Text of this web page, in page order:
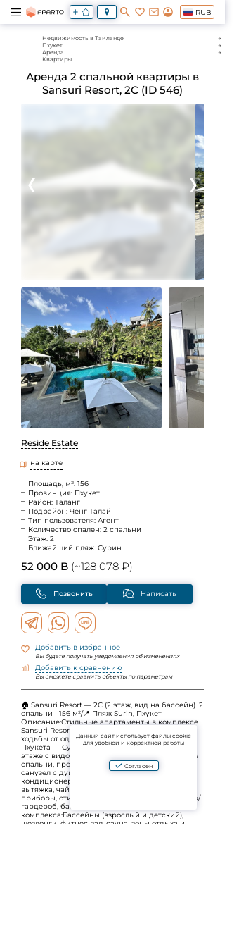
RUB
Недвижимость в Таиланде
Пхукет
Аренда
Квартиры
Аренда 2 спальной квартиры в
Sansuri Resort, 2С (ID 546)
Reside Estate
на карте
Площадь, м²: 156
Провинция: Пхукет
Район: Таланг
Подрайон: Ченг Талай
Тип пользователя: Агент
Количество спален: 2 спальни
Этаж: 2
Ближайший пляж: Сурин
52 000 B (~128 078 ₽)
Позвонить Написать
Добавить в избранное
Вы будете получать уведомления об изменениях
Добавить к сравнению
Вы сможете сравнить объекты по параметрам
🏠 Sansuri Resort — 2C (2 этаж, вид на бассейн). 2
спальни | 156 м²/📍 Пляж Surin, Пхукет
Описание:Стильные апартаменты в комплексе
Sansuri Resort, всего в нескольких минутах
ходьбы от одного из самых красивых пляжей
Пхукета — Сурин. Расположены на втором
этаже с видом на бассейн. В апартаментах две
спальни, просторная гостиная зона, кухня,
санузел с душем и балкон. Оснащение:
кондиционеры, Wi-Fi, ТВ, холодильник, плита,
вытяжка, чайник, базовая посуда и столовые
приборы, стиральная машина, фен, утюг, шкаф/
гардероб, балконная мебель.Инфраструктура
комплекса:Бассейны (взрослый и детский),
шезлонги, фитнес-зал, сауна, зоны отдыха и
Данный сайт использует файлы cookie
для удобной и корректной работы
Согласен